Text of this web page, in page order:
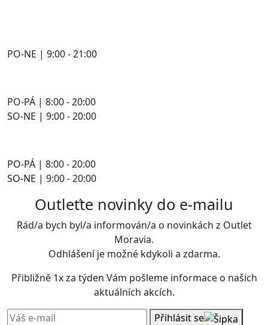
PO-NE | 9:00 - 21:00
PO-PÁ | 8:00 - 20:00
SO-NE | 9:00 - 20:00
PO-PÁ | 8:00 - 20:00
SO-NE | 9:00 - 20:00
Outleťte novinky do e-mailu
Rád/a bych byl/a informován/a o novinkách z Outlet
Moravia.
Odhlášení je možné kdykoli a zdarma.
Přibližně 1x za týden Vám pošleme informace o našich
aktuálních akcích.
Přihlásit se